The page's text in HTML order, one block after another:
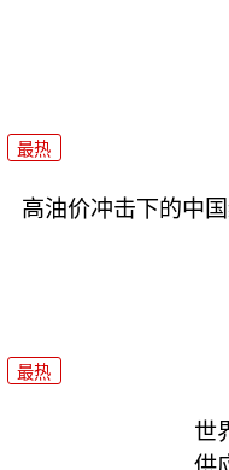
最热
高油价冲击下的中
最热
世